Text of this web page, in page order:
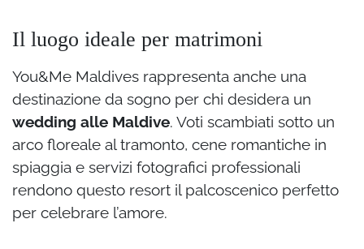
Il luogo ideale per matrimoni
You&Me Maldives rappresenta anche una
destinazione da sogno per chi desidera un
wedding alle Maldive. Voti scambiati sotto un
arco floreale al tramonto, cene romantiche in
spiaggia e servizi fotografici professionali
rendono questo resort il palcoscenico perfetto
per celebrare l’amore.